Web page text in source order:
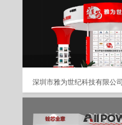
深圳市雅为世纪科技有限公司